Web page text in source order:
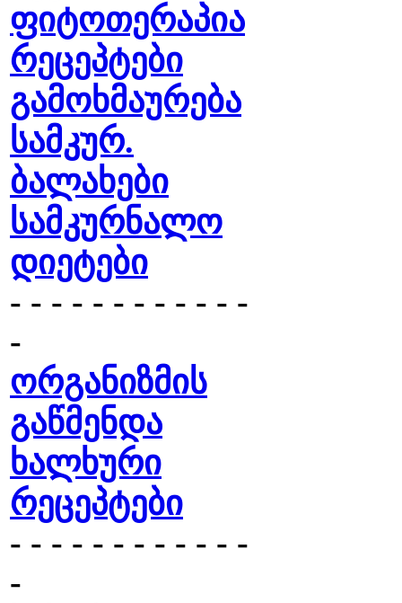
ფიტოთერაპია
რეცეპტები
გამოხმაურება
სამკურ.
ბალახები
სამკურნალო
დიეტები
- - - - - - - - - - - -
-
ორგანიზმის
გაწმენდა
ხალხური
რეცეპტები
- - - - - - - - - - - -
-